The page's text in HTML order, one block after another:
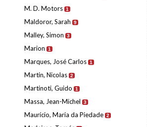
M. D. Motors 1
Maldoror, Sarah 9
Malley, Simon 3
Marion 1
Marques, José Carlos 1
Martin, Nicolas 2
Martinoti, Guido 1
Massa, Jean-Michel 3
Maurício, Maria da Piedade 2